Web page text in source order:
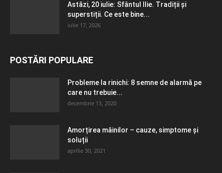
Astăzi, 20 iulie: Sfântul Ilie. Tradiții și
superstiții. Ce este bine...
iulie 17, 2026
POSTĂRI POPULARE
Probleme la rinichi: 8 semne de alarmă pe
care nu trebuie...
decembrie 13, 2020
Amorțirea mâinilor – cauze, simptome și
soluții
aprilie 30, 2021